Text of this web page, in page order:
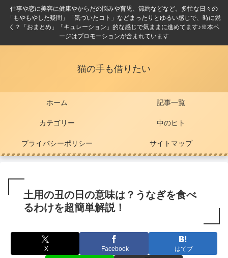
仕事や恋に美容に健康やからだの悩みや育児、節約などなど。多忙な日々の
「もやもやした疑問」「気づいたコト」などまったりとゆるい感じで、時に鋭
く？「おまとめ」「キュレーション」的な感じで気ままに進めてます♪※本ペ
ージはプロモーションが含まれています
猫の手も借りたい
ホーム 記事一覧
カテゴリー 中のヒト
プライバシーポリシー サイトマップ
土用の丑の日の意味は？うなぎを食べ
るわけを超簡単解説！
X Facebook はてブ